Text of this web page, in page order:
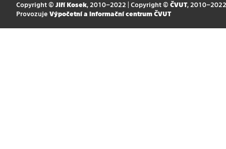
Copyright © Jiří Kosek, 2010–2022 | Copyright © ČVUT, 2010–2022
Provozuje Výpočetní a informační centrum ČVUT